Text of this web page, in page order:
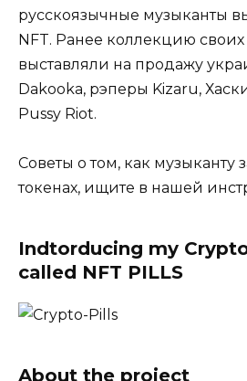
русскоязычные музыканты
NFT. Ранее коллекцию своих
выставляли на продажу
Dakooka, рэперы Kizaru,
Pussy Riot.
Советы о том, как музыканту
токенах, ищите в нашей
Indtorducing my
called NFT PILLS
About the project